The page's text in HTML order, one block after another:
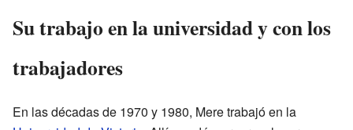
Su trabajo en la universidad y con los
trabajadores
En las décadas de 1970 y 1980, Mere trabajó en la